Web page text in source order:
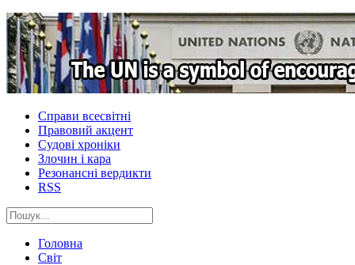
Справи всесвітні
Правовий акцент
Судові хроніки
Злочин і кара
Резонансні вердикти
RSS
Головна
Світ